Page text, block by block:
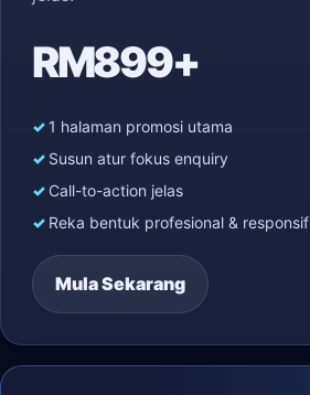
RM899+
1 halaman promosi utama
Susun atur fokus enquiry
Call-to-action jelas
Reka bentuk profesional & responsif
Mula Sekarang